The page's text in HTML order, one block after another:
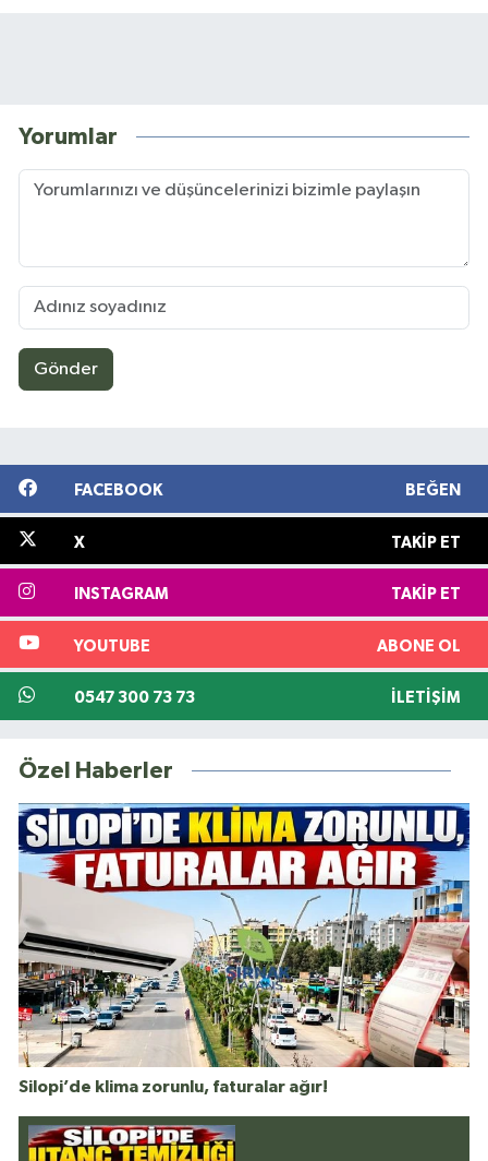
Yorumlar
Gönder
FACEBOOK BEĞEN
X TAKIP ET
INSTAGRAM TAKIP ET
YOUTUBE ABONE OL
0547 300 73 73 İLETIŞIM
Özel Haberler
Silopi’de klima zorunlu, faturalar ağır!